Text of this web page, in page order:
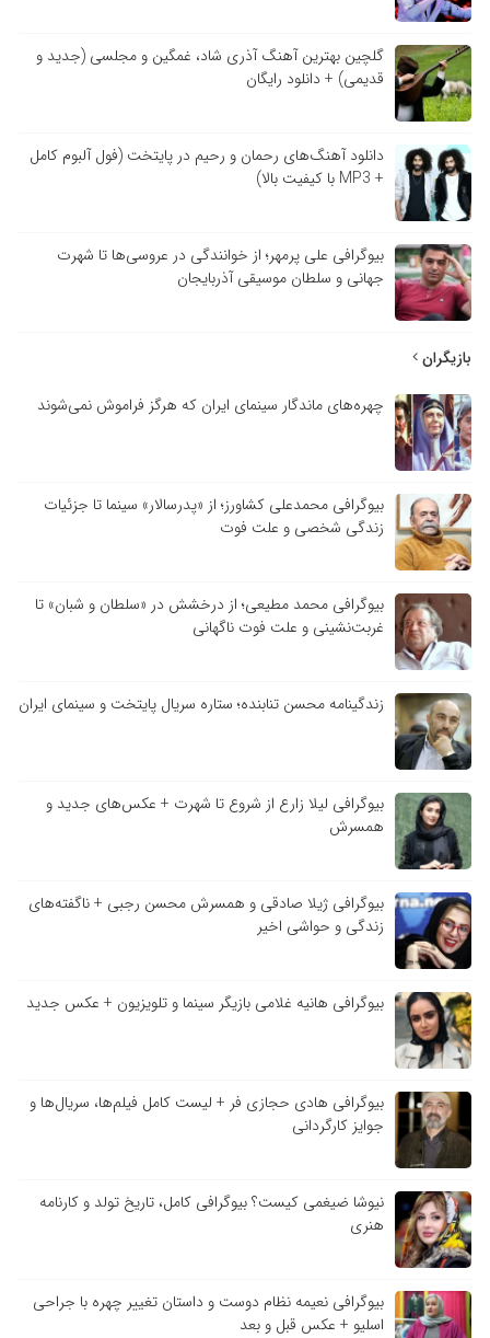
گلچین بهترین آهنگ آذری شاد، غمگین و مجلسی (جدید و
قدیمی) + دانلود رایگان
دانلود آهنگ‌های رحمان و رحیم در پایتخت (فول آلبوم کامل
+ MP3 با کیفیت بالا)
بیوگرافی علی پرمهر؛ از خوانندگی در عروسی‌ها تا شهرت
جهانی و سلطان موسیقی آذربایجان
بازیگران
چهره‌های ماندگار سینمای ایران که هرگز فراموش نمی‌شوند
بیوگرافی محمدعلی کشاورز؛ از «پدرسالار» سینما تا جزئیات
زندگی شخصی و علت فوت
بیوگرافی محمد مطیعی؛ از درخشش در «سلطان و شبان» تا
غربت‌نشینی و علت فوت ناگهانی
زندگینامه محسن تنابنده؛ ستاره سریال پایتخت و سینمای ایران
بیوگرافی لیلا زارع از شروع تا شهرت + عکس‌های جدید و
همسرش
بیوگرافی ژیلا صادقی و همسرش محسن رجبی + ناگفته‌های
زندگی و حواشی اخیر
بیوگرافی هانیه غلامی بازیگر سینما و تلویزیون + عکس جدید
بیوگرافی هادی حجازی فر + لیست کامل فیلم‌ها، سریال‌ها و
جوایز کارگردانی
نیوشا ضیغمی کیست؟ بیوگرافی کامل، تاریخ تولد و کارنامه
هنری
بیوگرافی نعیمه نظام دوست و داستان تغییر چهره با جراحی
اسلیو + عکس قبل و بعد